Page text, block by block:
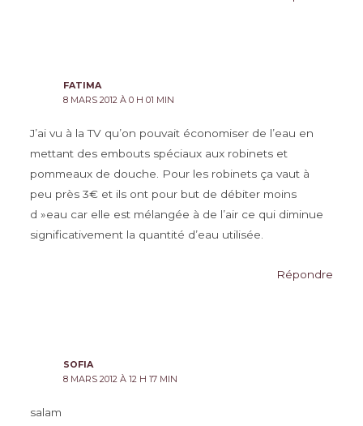
FATIMA
8 MARS 2012 À 0 H 01 MIN
J’ai vu à la TV qu’on pouvait économiser de l’eau en
mettant des embouts spéciaux aux robinets et
pommeaux de douche. Pour les robinets ça vaut à
peu près 3€ et ils ont pour but de débiter moins
d »eau car elle est mélangée à de l’air ce qui diminue
significativement la quantité d’eau utilisée.
Répondre
SOFIA
8 MARS 2012 À 12 H 17 MIN
salam